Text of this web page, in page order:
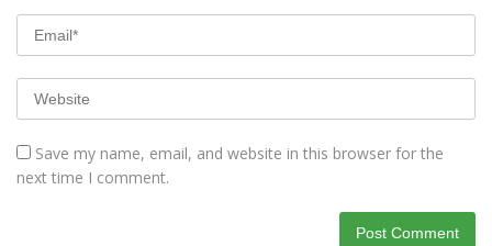
Save my name, email, and website in this browser for the
next time I comment.